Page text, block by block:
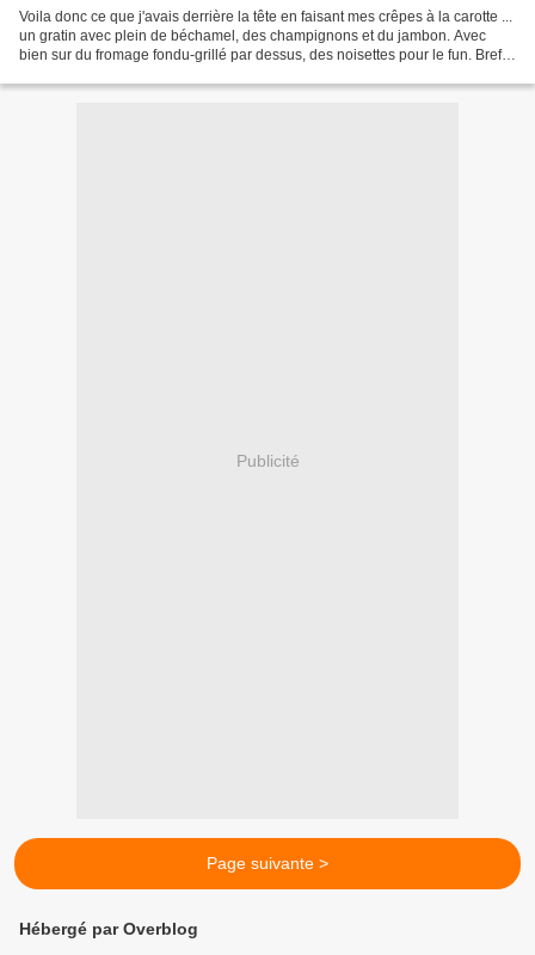
Voila donc ce que j'avais derrière la tête en faisant mes crêpes à la carotte ...
un gratin avec plein de béchamel, des champignons et du jambon. Avec
bien sur du fromage fondu-grillé par dessus, des noisettes pour le fun. Bref,
Publicité
Page suivante >
Hébergé par Overblog